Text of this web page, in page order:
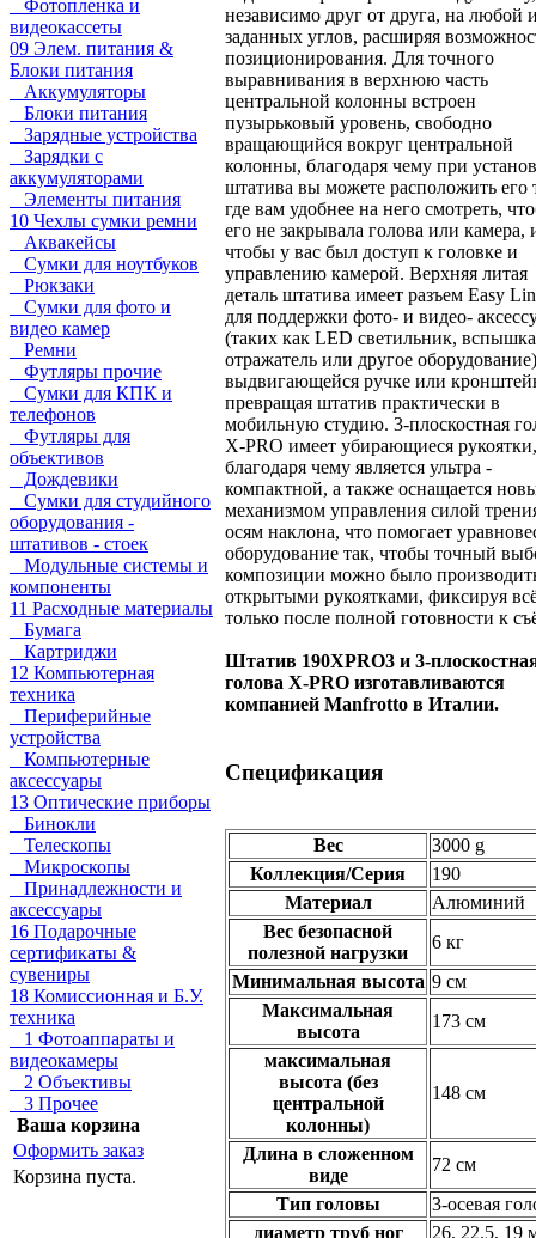
Фотопленка и
видеокассеты
09 Элем. питания &
Блоки питания
Аккумуляторы
Блоки питания
Зарядные устройства
Зарядки с
аккумуляторами
Элементы питания
10 Чехлы сумки ремни
Аквакейсы
Сумки для ноутбуков
Рюкзаки
Сумки для фото и
видео камер
Ремни
Футляры прочие
Сумки для КПК и
телефонов
Футляры для
объективов
Дождевики
Сумки для студийного
оборудования -
штативов - стоек
Модульные системы и
компоненты
11 Расходные материалы
Бумага
Картриджи
12 Компьютерная
техника
Периферийные
устройства
Компьютерные
аксессуары
13 Оптические приборы
Бинокли
Телескопы
Микроскопы
Принадлежности и
аксессуары
16 Подарочные
сертификаты &
сувениры
18 Комиссионная и Б.У.
техника
1 Фотоаппараты и
видеокамеры
2 Объективы
3 Прочее
Ваша корзина
Оформить заказ
Корзина пуста.
независимо друг от друга, на любой
заданных углов, расширяя
позиционирования. Для точного
выравнивания в верхнюю часть
центральной колонны встроен
пузырьковый уровень, свободно
вращающийся вокруг центральной
колонны, благодаря чему при
штатива вы можете расположить его
где вам удобнее на него смотреть,
его не закрывала голова или камера,
чтобы у вас был доступ к головке и
управлению камерой. Верхняя литая
деталь штатива имеет разъем Easy
для поддержки фото- и видео-
(таких как LED светильник,
отражатель или другое
выдвигающейся ручке или
превращая штатив практически в
мобильную студию. 3-плоскостная
X-PRO имеет убирающиеся рукоятки,
благодаря чему является ультра -
компактной, а также оснащается
механизмом управления силой
осям наклона, что помогает
оборудование так, чтобы точный
композиции можно было
открытыми рукоятками, фиксируя
только после полной готовности к
Штатив 190XPRO3 и 3-
голова X-PRO изготавливаются
компанией Manfrotto в Италии.
Спецификация
Вес
3000 g
Коллекция/Серия
190
Материал
Алюминий
Вес безопасной
полезной нагрузки
6 кг
Минимальная высота 9 см
Максимальная
высота
173 см
максимальная
высота (без
центральной
колонны)
148 см
Длина в сложенном
виде
72 см
Тип головы
3-осевая
диаметр труб ног
26, 22.5, 19